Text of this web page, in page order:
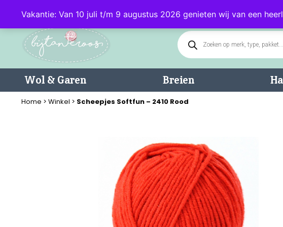
Vakantie: Van 10 juli t/m 9 augustus 2026 genieten wij van een
Wol & Garen Breien
Home > Winkel > Scheepjes Softfun – 2410 Rood